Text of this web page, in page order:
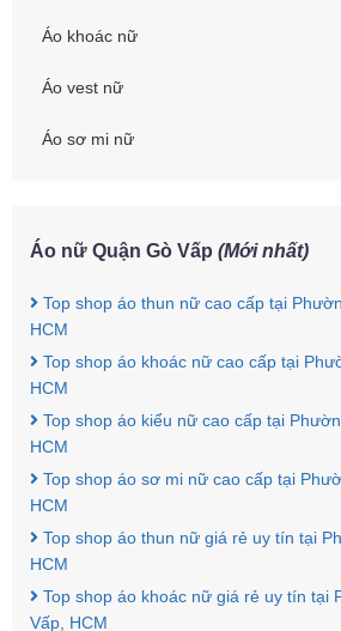
Áo khoác nữ
Áo vest nữ
Áo sơ mi nữ
Áo nữ Quận Gò Vấp (Mới nhất)
Top shop áo thun nữ cao cấp tại
HCM
Top shop áo khoác nữ cao cấp tại
HCM
Top shop áo kiểu nữ cao cấp tại
HCM
Top shop áo sơ mi nữ cao cấp tại
HCM
Top shop áo thun nữ giá rẻ uy tín tại
HCM
Top shop áo khoác nữ giá rẻ uy tín tại
Vấp, HCM